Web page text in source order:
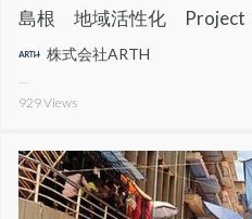
島根 地域活性化 Project
株式会社ARTH
929Views